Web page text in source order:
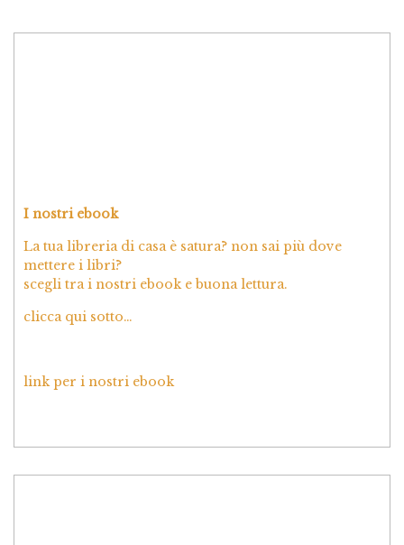
I nostri ebook
La tua libreria di casa è satura? non sai più dove
mettere i libri?
scegli tra i nostri ebook e buona lettura.
clicca qui sotto…
link per i nostri ebook